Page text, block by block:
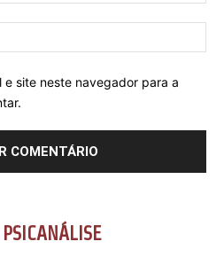
e site neste navegador para a